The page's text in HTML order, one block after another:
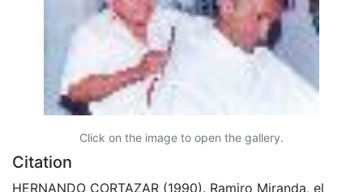
Click on the image to open the gallery.
Citation
HERNANDO CORTAZAR (1990). Ramiro Miranda, el